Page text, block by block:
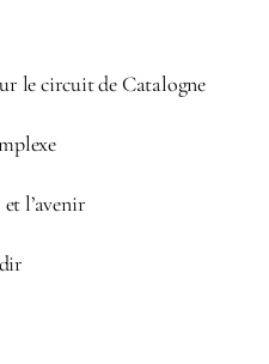
le circuit de Catalogne
l’avenir